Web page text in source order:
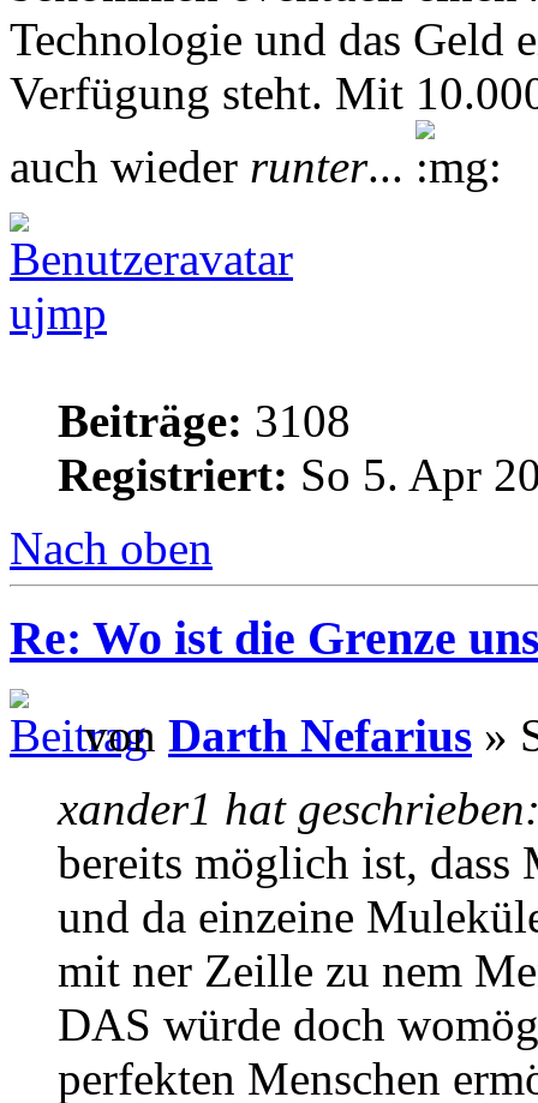
Technologie und das Geld
Verfügung steht. Mit
auch wieder runter...
ujmp
Beiträge: 3108
Registriert: So 5. Apr
Nach oben
Re: Wo ist die Grenze
von Darth Nefarius »
xander1 hat
bereits möglich ist,
und da einzeine
mit ner Zeille zu nem
DAS würde doch
perfekten Menschen